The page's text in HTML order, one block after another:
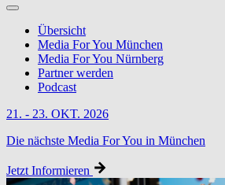
Übersicht
Media For You München
Media For You Nürnberg
Partner werden
Podcast
21. - 23. OKT. 2026
Die nächste Media For You in München
Jetzt Informieren